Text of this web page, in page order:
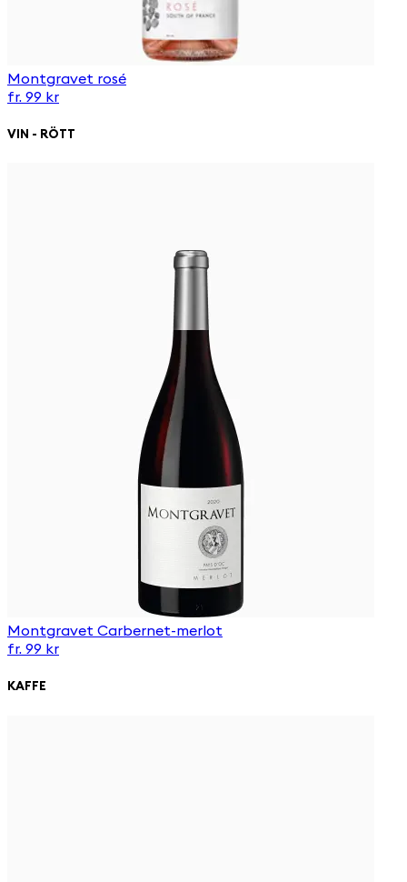
Montgravet rosé
fr. 99 kr
VIN - RÖTT
Montgravet Carbernet-merlot
fr. 99 kr
KAFFE